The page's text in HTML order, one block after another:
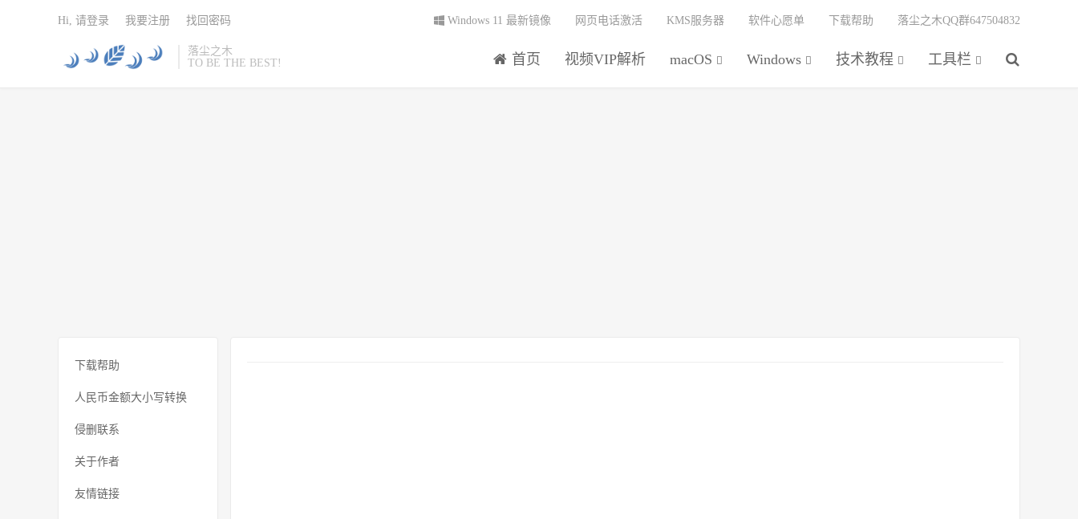
落尘之木
TO BE THE BEST!
首页 视频VIP解析 macOS Windows 技术教程 工具栏
Windows 11 最新镜像 网页电话激活 KMS服务器 软件心愿单 下载帮助 落尘之木QQ群647504832
Hi, 请登录 我要注册 找回密码
下载帮助
人民币金额大小写转换
侵删联系
关于作者
友情链接